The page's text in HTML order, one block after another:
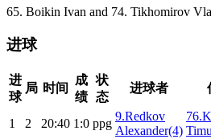
65. Boikin Ivan and 74. Tikhomirov
进球
进
球
局 时间
成
绩
状
态
进球者
1 2 20:40 1:0 ppg
9.Redkov
Alexander(4)